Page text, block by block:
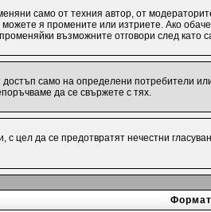
само от техния автор, от
я промените или изтриете. Ако
възможните отговори след като
само на определени потребители
да се свържете с тях.
с цел да се предотвратят нечестни